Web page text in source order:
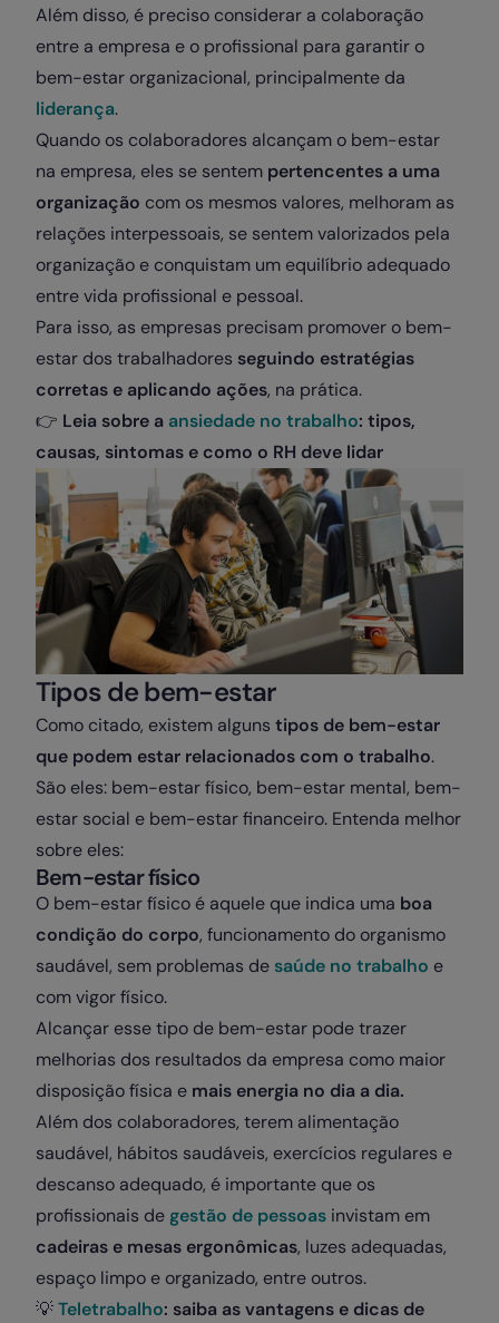
Além disso, é preciso considerar a colaboração
entre a empresa e o profissional para garantir o
bem-estar organizacional, principalmente da
liderança.
Quando os colaboradores alcançam o bem-estar
na empresa, eles se sentem pertencentes a uma
organização com os mesmos valores, melhoram as
relações interpessoais, se sentem valorizados pela
organização e conquistam um equilíbrio adequado
entre vida profissional e pessoal.
Para isso, as empresas precisam promover o bem-
estar dos trabalhadores seguindo estratégias
corretas e aplicando ações, na prática.
👉 Leia sobre a ansiedade no trabalho: tipos,
causas, sintomas e como o RH deve lidar
Tipos de bem-estar
Como citado, existem alguns tipos de bem-estar
que podem estar relacionados com o trabalho.
São eles: bem-estar físico, bem-estar mental, bem-
estar social e bem-estar financeiro. Entenda melhor
sobre eles:
Bem-estar físico
O bem-estar físico é aquele que indica uma boa
condição do corpo, funcionamento do organismo
saudável, sem problemas de saúde no trabalho e
com vigor físico.
Alcançar esse tipo de bem-estar pode trazer
melhorias dos resultados da empresa como maior
disposição física e mais energia no dia a dia.
Além dos colaboradores, terem alimentação
saudável, hábitos saudáveis, exercícios regulares e
descanso adequado, é importante que os
profissionais de gestão de pessoas invistam em
cadeiras e mesas ergonômicas, luzes adequadas,
espaço limpo e organizado, entre outros.
💡Teletrabalho: saiba as vantagens e dicas de